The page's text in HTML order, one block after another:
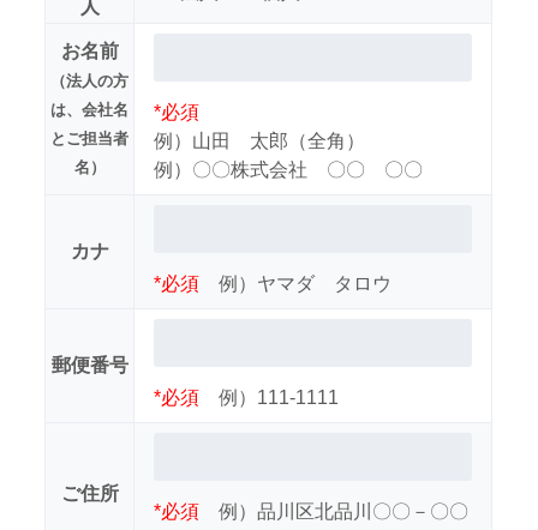
人
お名前
（法人の方
は、会社名
とご担当者
名）
*必須
例）山田 太郎（全角）
例）〇〇株式会社 〇〇 〇〇
カナ
*必須
例）ヤマダ タロウ
郵便番号
*必須
例）111-1111
ご住所
*必須
例）品川区北品川〇〇－〇〇